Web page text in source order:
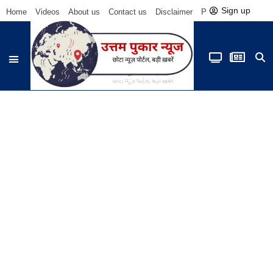
Home Videos About us Contact us Disclaimer Privacy Policy
Sign up